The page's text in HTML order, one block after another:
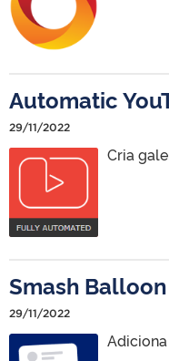
Automatic
29/11/2022
Cria
Smash
29/11/2022